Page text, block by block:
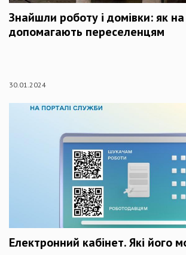
Знайшли роботу і домівки: як на
допомагають переселенцям
30.01.2024
Електронний кабінет. Які його